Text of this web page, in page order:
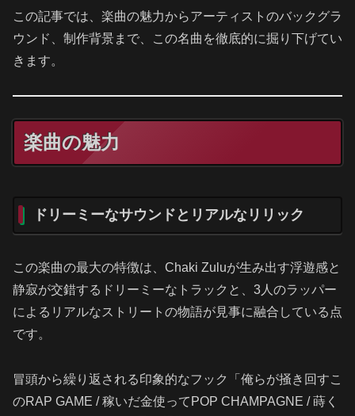
この記事では、楽曲の魅力からアーティストのバックグラ
ウンド、制作背景まで、この名曲を徹底的に掘り下げてい
きます。
楽曲の魅力
ドリーミーなサウンドとリアルなリリック
この楽曲の最大の特徴は、Chaki Zuluが生み出す浮遊感と
静寂が交錯するドリーミーなトラックと、3人のラッパー
によるリアルなストリートの物語が見事に融合している点
です。
冒頭から繰り返される印象的なフック「俺らが掻き回すこ
のRAP GAME / 稼いだ金使ってPOP CHAMPAGNE / 蒔く